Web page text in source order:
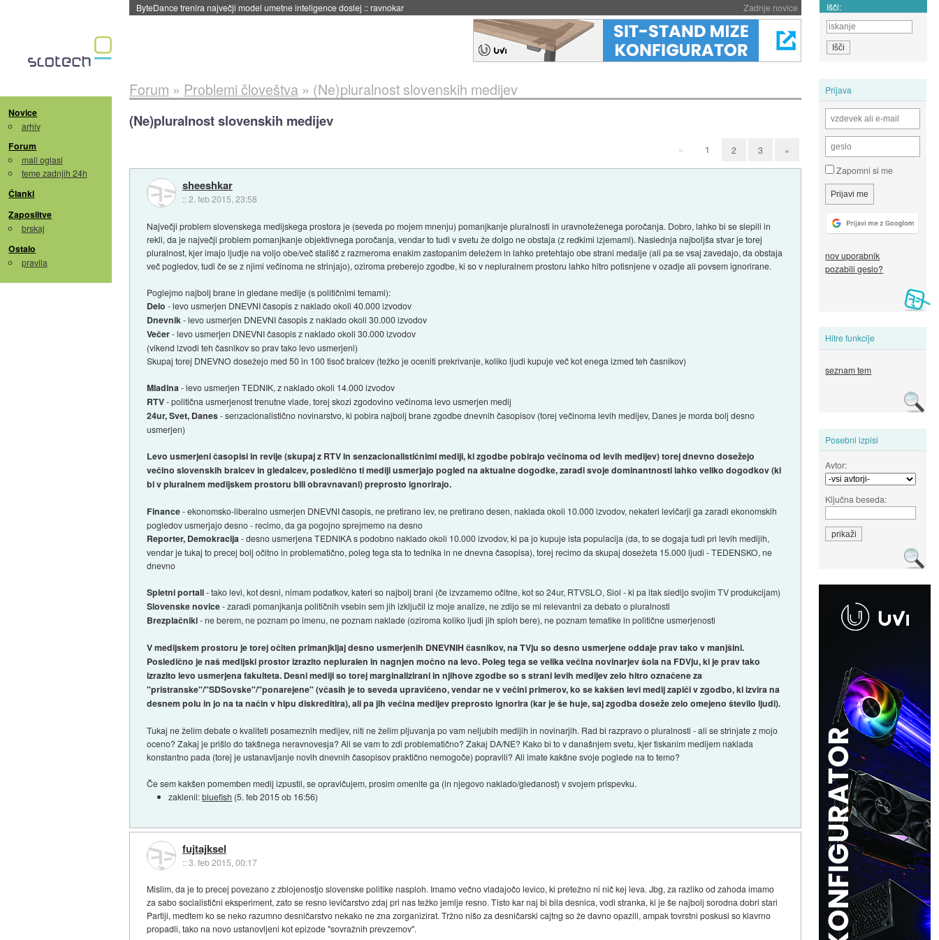
Zadnje novice
Spletne strani začele streči oglase za agente umetne inteligence::danes ob 21:23 Išči:
Novice
arhiv
Forum
mali oglasi
teme zadnjih 24h
Članki
Zaposlitve
brskaj
Ostalo
pravila
Prijava
Zapomni si me
nov uporabnik
pozabili geslo?
Hitre funkcije
seznam tem
Posebni izpisi
Avtor:
Ključna beseda:
Forum » Problemi človeštva» (Ne)pluralnost slovenskih medijev
(Ne)pluralnost slovenskih medijev
« 1 2 3 »
sheeshkar
::2. feb 2015, 23:58
Največji problem slovenskega medijskega prostora je (seveda po mojem mnenju) pomanjkanje pluralnosti in uravnoteženega poročanja. Dobro, lahko bi se slepili in
rekli, da je največji problem pomanjkanje objektivnega poročanja, vendar to tudi v svetu že dolgo ne obstaja (z redkimi izjemami). Naslednja najboljša stvar je torej
pluralnost, kjer imajo ljudje na voljo obe/več stališč z razmeroma enakim zastopanim deležem in lahko pretehtajo obe strani medalje (ali pa se vsaj zavedajo, da obstaja
več pogledov, tudi če se z njimi večinoma ne strinjajo), oziroma preberejo zgodbe, ki so v nepluralnem prostoru lahko hitro potisnjene v ozadje ali povsem ignorirane.
Poglejmo najbolj brane in gledane medije (s političnimi temami):
Delo - levo usmerjen DNEVNI časopis z naklado okoli 40.000 izvodov
Dnevnik- levo usmerjen DNEVNI časopis z naklado okoli 30.000 izvodov
Večer- levo usmerjen DNEVNI časopis z naklado okoli 30.000 izvodov
(vikend izvodi teh časnikov so prav tako levo usmerjeni)
Skupaj torej DNEVNO dosežejo med 50 in 100 tisoč bralcev (težko je oceniti prekrivanje, koliko ljudi kupuje več kot enega izmed teh časnikov)
Mladina- levo usmerjen TEDNIK, z naklado okoli 14.000 izvodov
RTV- politična usmerjenost trenutne vlade, torej skozi zgodovino večinoma levo usmerjen medij
24ur, Svet, Danes- senzacionalistično novinarstvo, ki pobira najbolj brane zgodbe dnevnih časopisov (torej večinoma levih medijev, Danes je morda bolj desno
usmerjen)
Levo usmerjeni časopisi in revije (skupaj z RTV in senzacionalističnimi mediji, ki zgodbe pobirajo večinoma od levih medijev) torej dnevno dosežejo
večino slovenskih bralcev in gledalcev, posledično ti mediji usmerjajo pogled na aktualne dogodke, zaradi svoje dominantnosti lahko veliko dogodkov (ki
bi v pluralnem medijskem prostoru bili obravnavani) preprosto ignorirajo.
Finance- ekonomsko-liberalno usmerjen DNEVNI časopis, ne pretirano lev, ne pretirano desen, naklada okoli 10.000 izvodov, nekateri levičarji ga zaradi ekonomskih
pogledov usmerjajo desno - recimo, da ga pogojno sprejmemo na desno
Reporter, Demokracija- desno usmerjena TEDNIKA s podobno naklado okoli 10.000 izvodov, ki pa jo kupuje ista populacija (da, to se dogaja tudi pri levih medijih,
vendar je tukaj to precej bolj očitno in problematično, poleg tega sta to tednika in ne dnevna časopisa), torej recimo da skupaj dosežeta 15.000 ljudi - TEDENSKO, ne
dnevno
Spletni portali- tako levi, kot desni, nimam podatkov, kateri so najbolj brani (če izvzamemo očitne, kot so 24ur, RTVSLO, Siol - ki pa itak sledijo svojim TV produkcijam)
Slovenske novice- zaradi pomanjkanja političnih vsebin sem jih izključil iz moje analize, ne zdijo se mi relevantni za debato o pluralnosti
Brezplačniki- ne berem, ne poznam po imenu, ne poznam naklade (oziroma koliko ljudi jih sploh bere), ne poznam tematike in politične usmerjenosti
V medijskem prostoru je torej očiten primanjkljaj desno usmerjenih DNEVNIH časnikov, na TVju so desno usmerjene oddaje prav tako v manjšini.
Posledično je naš medijski prostor izrazito nepluralen in nagnjen močno na levo. Poleg tega se velika večina novinarjev šola na FDVju, ki je prav tako
izrazito levo usmerjena fakulteta. Desni mediji so torej marginalizirani in njihove zgodbe so s strani levih medijev zelo hitro označene za
"pristranske"/"SDSovske"/"ponarejene" (včasih je to seveda upravičeno, vendar ne v večini primerov, ko se kakšen levi medij zapiči v zgodbo, ki izvira na
desnem polu in jo na ta način v hipu diskreditira), ali pa jih večina medijev preprosto ignorira (kar je še huje, saj zgodba doseže zelo omejeno število ljudi).
Tukaj ne želim debate o kvaliteti posameznih medijev, niti ne želim pljuvanja po vam neljubih medijih in novinarjih. Rad bi razpravo o pluralnosti - ali se strinjate z mojo
oceno? Zakaj je prišlo do takšnega neravnovesja? Ali se vam to zdi problematično? Zakaj DA/NE? Kako bi to v današnjem svetu, kjer tiskanim medijem naklada
konstantno pada (torej je ustanavljanje novih dnevnih časopisov praktično nemogoče) popravili? Ali imate kakšne svoje poglede na to temo?
Če sem kakšen pomemben medij izpustil, se opravičujem, prosim omenite ga (in njegovo naklado/gledanost) v svojem prispevku.
zaklenil:bluefish (5. feb 2015 ob 16:56)
fujtajksel
::3. feb 2015, 00:17
Mislim, da je to precej povezano z zblojenostjo slovenske politike nasploh. Imamo večno vladajočo levico, ki pretežno ni nič kej leva. Jbg, za razliko od zahoda imamo
za sabo socialistični eksperiment, zato se resno levičarstvo zdaj pri nas težko jemlje resno. Tisto kar naj bi bila desnica, vodi stranka, ki je še najbolj sorodna dobri stari
Partiji, medtem ko se neko razumno desničarstvo nekako ne zna zorganizirat. Tržno nišo za desničarski cajtng so že davno opazili, ampak tovrstni poskusi so klavrno
propadli, tako na novo ustanovljeni kot epizode "sovražnih prevzemov".